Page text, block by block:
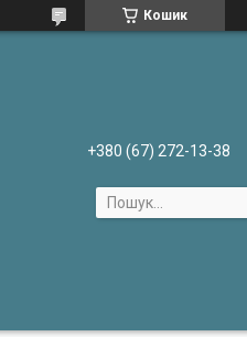
Кошик
+380 (67) 272-13-38